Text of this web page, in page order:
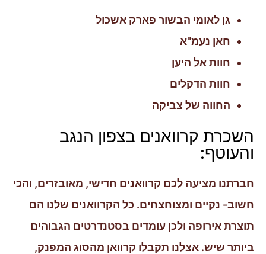
גן לאומי הבשור פארק אשכול
חאן נעמ"א
חוות אל היען
חוות הדקלים
החווה של צביקה
השכרת קרוואנים בצפון הנגב
והעוטף:
חברתנו מציעה לכם קרוואנים חדישי, מאובזרים, והכי
חשוב- נקיים ומצוחצחים. כל הקרוואנים שלנו הם
תוצרת אירופה ולכן עומדים בסטנדרטים הגבוהים
ביותר שיש. אצלנו תקבלו קרוואן מהסוג המפנק,